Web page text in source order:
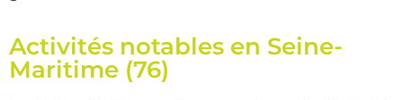
Activités notables en Seine-
Maritime (76)